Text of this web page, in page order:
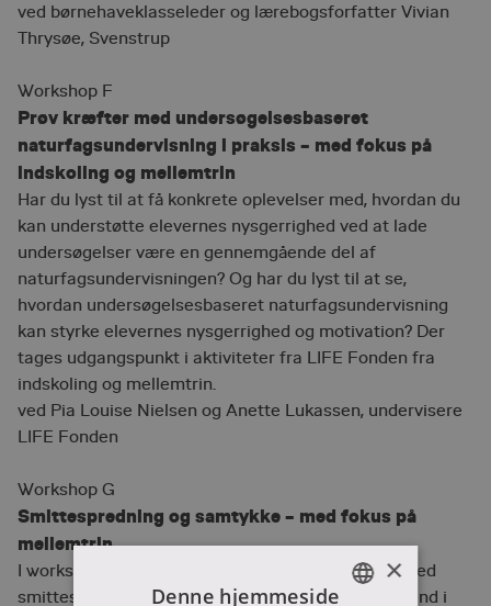
ved børnehaveklasseleder og lærebogsforfatter Vivian
Thrysøe, Svenstrup
Workshop F
Prøv kræfter med undersøgelsesbaseret
naturfagsundervisning i praksis – med fokus på
indskoling og mellemtrin
Har du lyst til at få konkrete oplevelser med, hvordan du
kan understøtte elevernes nysgerrighed ved at lade
undersøgelser være en gennemgående del af
naturfagsundervisningen? Og har du lyst til at se,
hvordan undersøgelsesbaseret naturfagsundervisning
kan styrke elevernes nysgerrighed og motivation? Der
tages udgangspunkt i aktiviteter fra LIFE Fonden fra
indskoling og mellemtrin.
ved Pia Louise Nielsen og Anette Lukassen, undervisere
LIFE Fonden
Workshop G
Smittespredning og samtykke – med fokus på
mellemtrin
I workshoppen udfører vi en modelleringsøvelse med
smittespredning fra natur/teknologi, som vi løfter ind i
×
Denne hjemmeside